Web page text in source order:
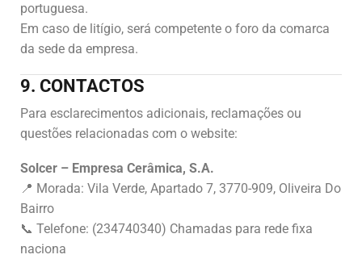
portuguesa.
Em caso de litígio, será competente o foro da comarca
da sede da empresa.
9. CONTACTOS
Para esclarecimentos adicionais, reclamações ou
questões relacionadas com o website:
Solcer – Empresa Cerâmica, S.A.
📍 Morada: Vila Verde, Apartado 7, 3770-909, Oliveira Do
Bairro
📞 Telefone: (234740340) Chamadas para rede fixa
naciona